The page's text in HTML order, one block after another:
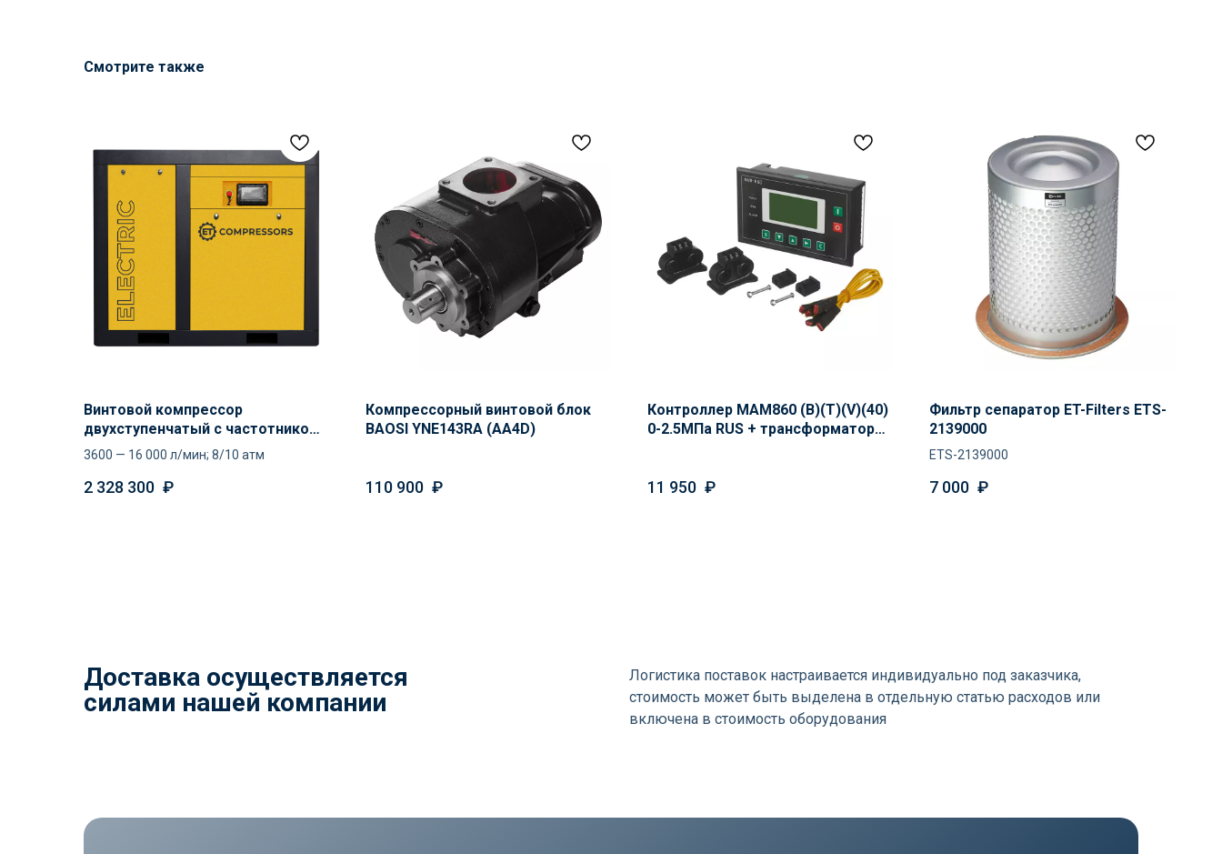
Смотрите также
Винтовой компрессор
двухступенчатый с частотником
ET SL 75 DS VS PM
3600 — 16 000 л/мин; 8/10 атм
2 328 300 ₽
Компрессорный винтовой блок
BAOSI YNE143RA (AA4D)
110 900 ₽
Контроллер MAM860 (B)(Т)(V)(40)
0-2.5МПа RUS + трансформаторы
11 950 ₽
Фильтр сепаратор ET-Filters ETS-
2139000
ETS-2139000
7 000 ₽
Доставка осуществляется
силами нашей компании
Логистика поставок настраивается индивидуально под заказчика,
стоимость может быть выделена в отдельную статью расходов или
включена в стоимость оборудования